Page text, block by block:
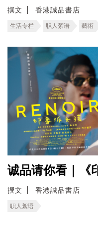
撰文 香港誠品書店
生活专栏 职人絮语 藝術
诚品请你看｜《
撰文 香港誠品書店
职人絮语